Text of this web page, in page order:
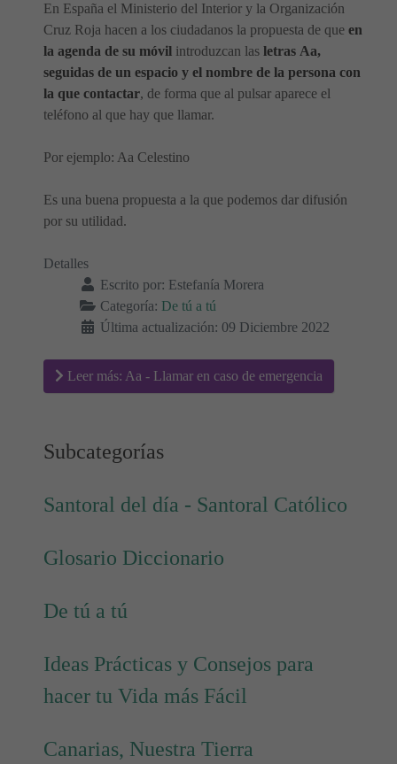
En España el Ministerio del Interior y la Organización
Cruz Roja hacen a los ciudadanos la propuesta de que en
la agenda de su móvil introduzcan las letras Aa,
seguidas de un espacio y el nombre de la persona con
la que contactar, de forma que al pulsar aparece el
teléfono al que hay que llamar.
Por ejemplo: Aa Celestino
Es una buena propuesta a la que podemos dar difusión
por su utilidad.
Detalles
Escrito por: Estefanía Morera
Categoría: De tú a tú
Última actualización: 09 Diciembre 2022
Leer más: Aa - Llamar en caso de emergencia
Subcategorías
Santoral del día - Santoral Católico
Glosario Diccionario
De tú a tú
Ideas Prácticas y Consejos para
hacer tu Vida más Fácil
Canarias, Nuestra Tierra